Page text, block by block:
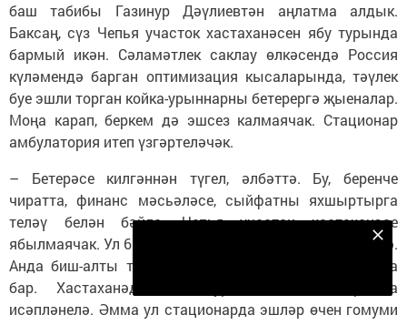
баш табибы Газинур Дәүлиевтән аңлатма алдык.
Баксаң, сүз Чепья участок хастаханәсен ябу турында
бармый икән. Сәламәтлек саклау өлкәсендә Россия
күләмендә барган оптимизация кысаларында, тәүлек
буе эшли торган койка-урыннарны бетерергә җыеналар.
Моңа карап, беркем дә эшсез калмаячак. Стационар
амбулатория итеп үзгәртеләчәк.
– Бетерәсе килгәннән түгел, әлбәттә. Бу, беренче
чиратта, финанс мәсьәләсе, сыйфатны яхшыртырга
теләү белән бәйле. Чепья участок хастаханәсе
ябылмаячак. Ул 6 меңнән артык кешегә хезмәт күрсәтә.
Анда биш-алты табиб эшли, педиатр, теш табибы да
бар. Хастаханәдә биш урынлы стационар да
исәпләнелә. Әмма ул стационарда эшләр өчен гомуми